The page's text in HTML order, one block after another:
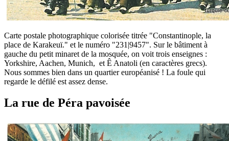
Carte postale photographique colorisée titrée "Constantinople, la
place de Karakeuï." et le numéro "231|9457". Sur le bâtiment à
gauche du petit minaret de la mosquée, on voit trois enseignes :
Yorkshire, Aachen, Munich, et Ê Anatoli (en caractères grecs).
Nous sommes bien dans un quartier européanisé ! La foule qui
regarde le défilé est assez dense.
La rue de Péra pavoisée